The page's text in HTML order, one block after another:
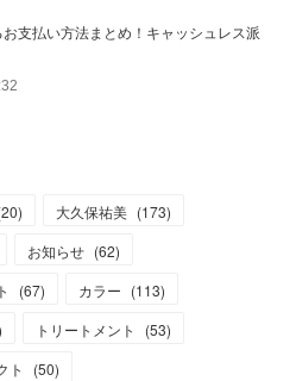
支払い方法まとめ！キャッシュレス派
20) 大久保祐美 (173)
お知らせ (62)
(67) カラー (113)
トリートメント (53)
ト (50)